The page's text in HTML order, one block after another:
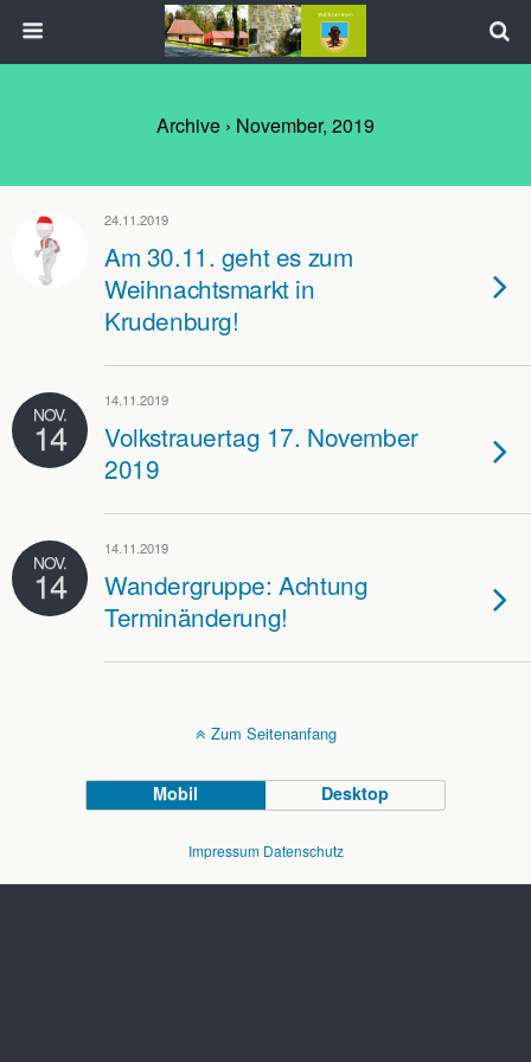
Archive › November, 2019
24.11.2019
Am 30.11. geht es zum
Weihnachtsmarkt in
Krudenburg!
NOV.
14
14.11.2019
Volkstrauertag 17. November
2019
NOV.
14
14.11.2019
Wandergruppe: Achtung
Terminänderung!
Zum Seitenanfang
Mobil Desktop
Impressum Datenschutz